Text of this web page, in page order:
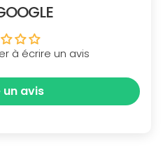
à écrire un avis
un avis